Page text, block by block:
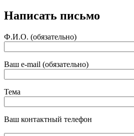
Написать письмо
Ф.И.О. (обязательно)
Ваш e-mail (обязательно)
Тема
Ваш контактный телефон